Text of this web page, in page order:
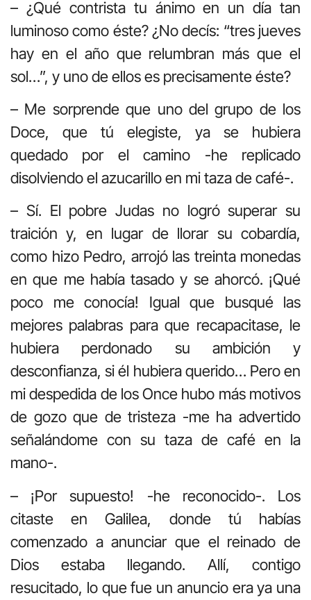
– ¿Qué contrista tu ánimo en un día tan
luminoso como éste? ¿No decís: “tres jueves
hay en el año que relumbran más que el
sol…”, y uno de ellos es precisamente éste?
– Me sorprende que uno del grupo de los
Doce, que tú elegiste, ya se hubiera
quedado por el camino -he replicado
disolviendo el azucarillo en mi taza de café-.
– Sí. El pobre Judas no logró superar su
traición y, en lugar de llorar su cobardía,
como hizo Pedro, arrojó las treinta monedas
en que me había tasado y se ahorcó. ¡Qué
poco me conocía! Igual que busqué las
mejores palabras para que recapacitase, le
hubiera perdonado su ambición y
desconfianza, si él hubiera querido… Pero en
mi despedida de los Once hubo más motivos
de gozo que de tristeza -me ha advertido
señalándome con su taza de café en la
mano-.
– ¡Por supuesto! -he reconocido-. Los
citaste en Galilea, donde tú habías
comenzado a anunciar que el reinado de
Dios estaba llegando. Allí, contigo
resucitado, lo que fue un anuncio era ya una